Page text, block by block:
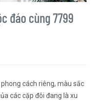
đáo cùng 7799
cách riêng, màu sắc
các cặp đôi đang là xu